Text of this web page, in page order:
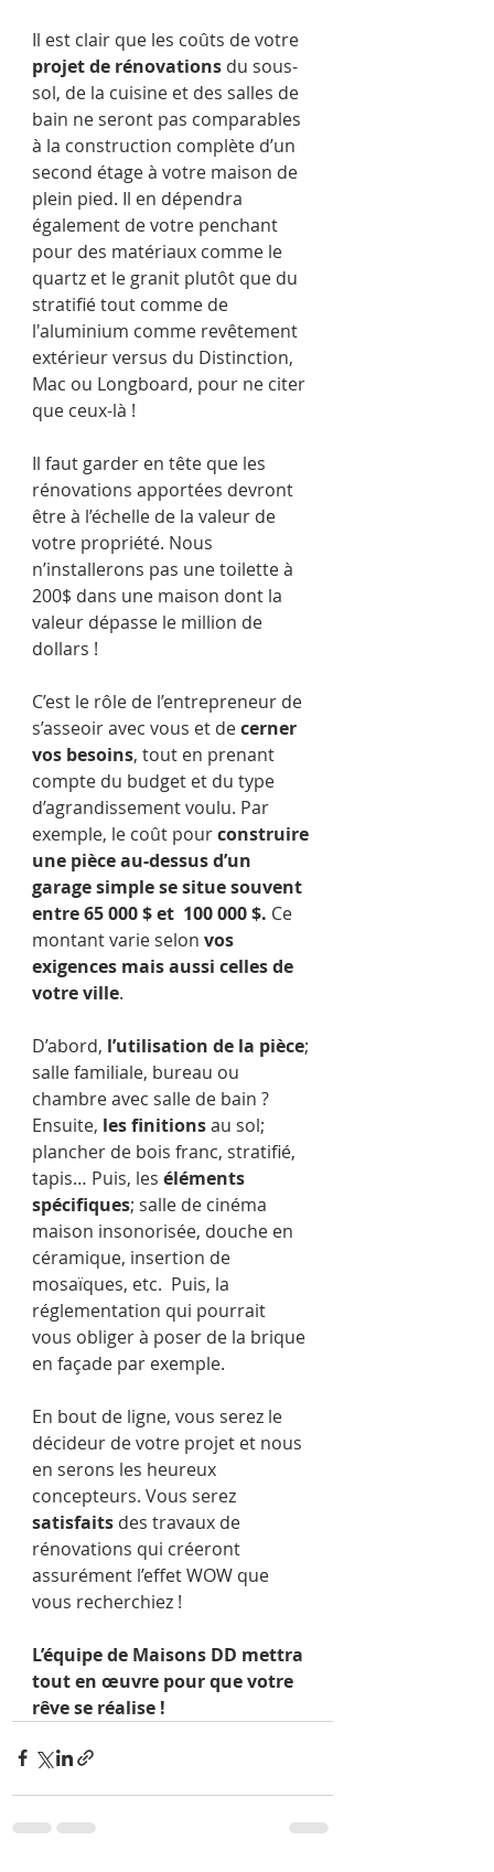
Il est clair que les coûts de votre
projet de rénovations du sous-
sol, de la cuisine et des salles de
bain ne seront pas comparables
à la construction complète d’un
second étage à votre maison de
plein pied. Il en dépendra
également de votre penchant
pour des matériaux comme le
quartz et le granit plutôt que du
stratifié tout comme de
l'aluminium comme revêtement
extérieur versus du Distinction,
Mac ou Longboard, pour ne citer
que ceux-là !
Il faut garder en tête que les
rénovations apportées devront
être à l’échelle de la valeur de
votre propriété. Nous
n’installerons pas une toilette à
200$ dans une maison dont la
valeur dépasse le million de
dollars !
C’est le rôle de l’entrepreneur de
s’asseoir avec vous et de cerner
vos besoins, tout en prenant
compte du budget et du type
d’agrandissement voulu. Par
exemple, le coût pour construire
une pièce au-dessus d’un
garage simple se situe souvent
entre 65 000 $ et  100 000 $. Ce
montant varie selon vos
exigences mais aussi celles de
votre ville.
D’abord, l’utilisation de la pièce;
salle familiale, bureau ou
chambre avec salle de bain ?
Ensuite, les finitions au sol;
plancher de bois franc, stratifié,
tapis… Puis, les éléments
spécifiques; salle de cinéma
maison insonorisée, douche en
céramique, insertion de
mosaïques, etc.  Puis, la
réglementation qui pourrait
vous obliger à poser de la brique
en façade par exemple.
En bout de ligne, vous serez le
décideur de votre projet et nous
en serons les heureux
concepteurs. Vous serez
satisfaits des travaux de
rénovations qui créeront
assurément l’effet WOW que
vous recherchiez !
L’équipe de Maisons DD mettra
tout en œuvre pour que votre
rêve se réalise !